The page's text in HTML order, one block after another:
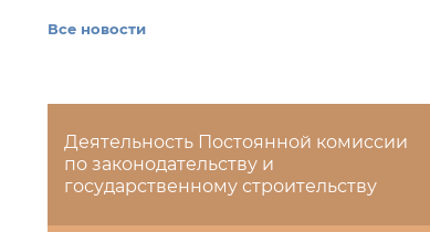
Все новости
Деятельность Постоянной комиссии
по законодательству и
государственному строительству